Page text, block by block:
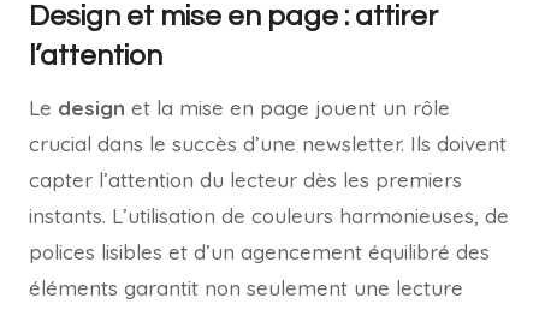
Design et mise en page : attirer
l’attention
Le design et la mise en page jouent un rôle
crucial dans le succès d’une newsletter. Ils doivent
capter l’attention du lecteur dès les premiers
instants. L’utilisation de couleurs harmonieuses, de
polices lisibles et d’un agencement équilibré des
éléments garantit non seulement une lecture